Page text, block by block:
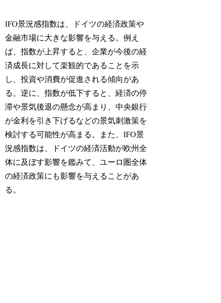
IFO景況感指数は、ドイツの経済政策や
金融市場に大きな影響を与える。例え
ば、指数が上昇すると、企業が今後の経
済成長に対して楽観的であることを示
し、投資や消費が促進される傾向があ
る。逆に、指数が低下すると、経済の停
滞や景気後退の懸念が高まり、中央銀行
が金利を引き下げるなどの景気刺激策を
検討する可能性が高まる。また、IFO景
況感指数は、ドイツの経済活動が欧州全
体に及ぼす影響を鑑みて、ユーロ圏全体
の経済政策にも影響を与えることがあ
る。